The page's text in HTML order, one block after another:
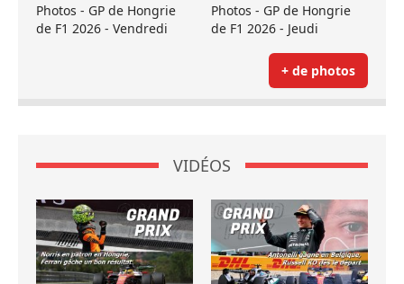
Photos - GP de Hongrie
de F1 2026 - Vendredi
Photos - GP de Hongrie
de F1 2026 - Jeudi
+ de photos
VIDÉOS